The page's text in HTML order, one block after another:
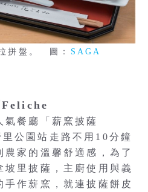
拼盤。 圖： SAGA
氣餐廳「薪窯披薩
公園站走路不用10分鐘
農家的溫馨舒適感，為了
里披薩，主廚使用與義
手作薪窯，就連披薩餅皮